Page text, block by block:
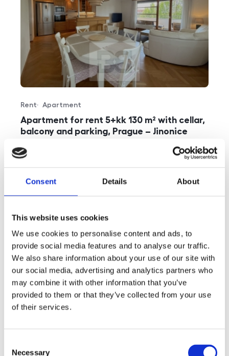
Consent Details About
This website uses cookies
We use cookies to personalise content and ads, to
provide social media features and to analyse our traffic.
We also share information about your use of our site with
our social media, advertising and analytics partners who
may combine it with other information that you’ve
provided to them or that they’ve collected from your use
of their services.
Necessary
Apartment for rent 5+kk 130 m² with cellar,
balcony and parking, Prague – Jinonice
Offer type
Rent
Property type
Apartment
rozměry
disposition
5+kk